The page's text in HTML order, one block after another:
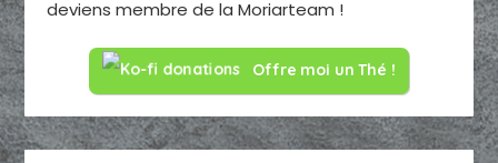
deviens membre de la Moriarteam !
Offre moi un Thé !